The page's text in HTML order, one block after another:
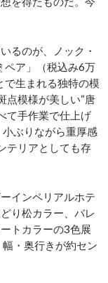
るのが、ノック・
ペア」（税込み6万
生まれる独特の模
点模様が美しい“唐
て手作業で仕上げ
ぶりながら重厚感
テリアとしても存
インペリアルホテ
り松カラー、バレ
トカラーの3色展
・奥行きが約セン